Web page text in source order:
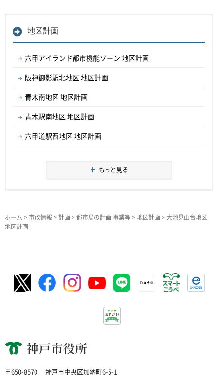
地区計画
六甲アイランド都市機能ゾーン 地区計画
阪神御影駅北地区 地区計画
青木南地区 地区計画
青木駅南地区 地区計画
六甲道駅西地区 地区計画
もっと見る
ホーム > 市政情報 > 計画> 都市局の計画 事業等> 地区計画> 大池見山台地区
地区計画
神戸市役所
〒650-8570 神戸市中央区加納町6-5-1